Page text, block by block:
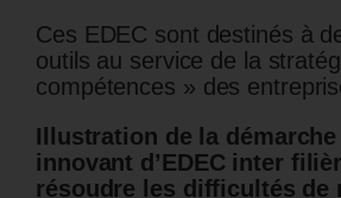
Ces EDEC sont destinés à
outils au service de la
compétences » des
Illustration de la
innovant d’EDEC inter
résoudre les difficultés de